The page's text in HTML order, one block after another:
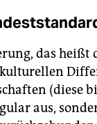
das heißt
(diese
aus,